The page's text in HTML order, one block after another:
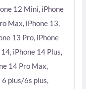
12 Mini, iPhone
Max, iPhone 13,
13 Pro, iPhone
iPhone 14 Plus,
14 Pro Max,
6 plus/6s plus,